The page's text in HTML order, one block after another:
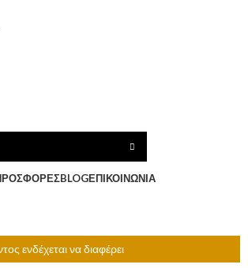
BLOGΕΠΙΚΟΙΝΩΝΊΑ
ενδέχεται να διαφέρει